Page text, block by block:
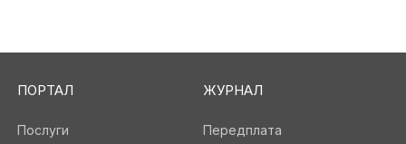
ПОРТАЛ
Послуги
ЖУРНАЛ
Передплата